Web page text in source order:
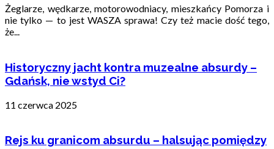
Żeglarze, wędkarze, motorowodniacy, mieszkańcy Pomorza i
nie tylko — to jest WASZA sprawa! Czy też macie dość tego,
że...
Historyczny jacht kontra muzealne absurdy –
Gdańsk, nie wstyd Ci?
11 czerwca 2025
Rejs ku granicom absurdu – halsując pomiędzy